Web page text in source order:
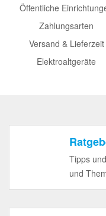
Öffentliche
Zahlungsarten
Versand & Lieferzeit
Elektroaltgeräte
Tipps
und